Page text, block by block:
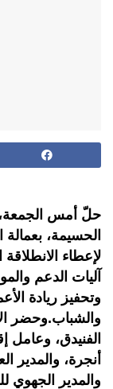
حلّ أمس
الحسيمة،
لإعطاء
آليات الدعم
وتحفيز ريادة
والشباب.وحضر
الفنيدق،
أنجرة، والمدير
والمدير الجهوي